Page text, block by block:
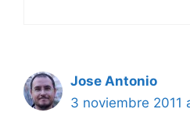
Jose Antonio
3 noviembre 2011